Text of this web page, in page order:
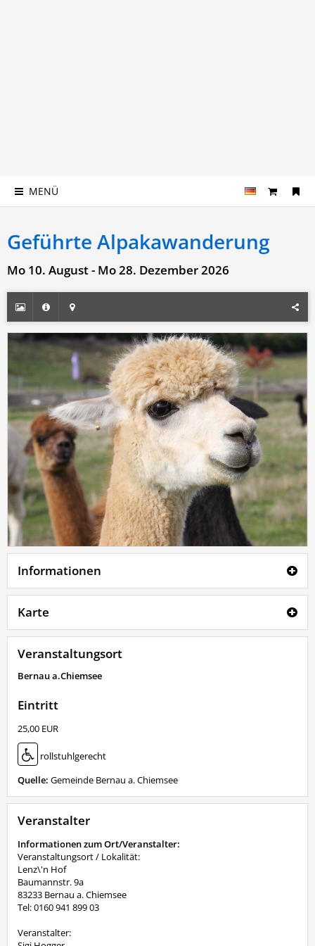
MENÜ
Geführte Alpakawanderung
Mo 10. August - Mo 28. Dezember 2026
Informationen
Karte
Veranstaltungsort
Bernau a.Chiemsee
Eintritt
25,00 EUR
rollstuhlgerecht
Quelle: Gemeinde Bernau a. Chiemsee
Veranstalter
Informationen zum Ort/Veranstalter:
Veranstaltungsort / Lokalität:
Lenz\'n Hof
Baumannstr. 9a
83233 Bernau a. Chiemsee
Tel: 0160 941 899 03
Veranstalter: